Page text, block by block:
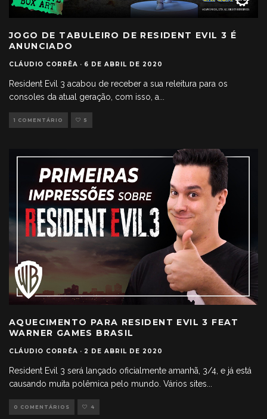
JOGO DE TABULEIRO DE RESIDENT EVIL 3 É
ANUNCIADO
CLÁUDIO CORRÊA · 6 DE ABRIL DE 2020
Resident Evil 3 acabou de receber a sua releitura para os
consoles da atual geração, com isso, a...
1 COMENTÁRIO 5
AQUECIMENTO PARA RESIDENT EVIL 3 FEAT
WARNER GAMES BRASIL
CLÁUDIO CORRÊA · 2 DE ABRIL DE 2020
Resident Evil 3 será lançado oficialmente amanhã, 3/4, e já está
causando muita polêmica pelo mundo. Vários sites...
0 COMENTÁRIOS 4